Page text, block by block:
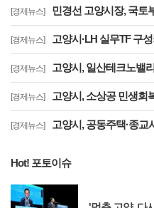
[경제뉴스] 민경선 고양시장, 국토부 제2
[경제뉴스] 고양시·LH 실무TF 구성키로 '
[경제뉴스] 고양시, 일산테크노밸리 '기업유치
[경제뉴스] 고양시, 소상공 민생회복 지원
[경제뉴스] 고양시, 공동주택·종교시설·학
Hot! 포토이슈